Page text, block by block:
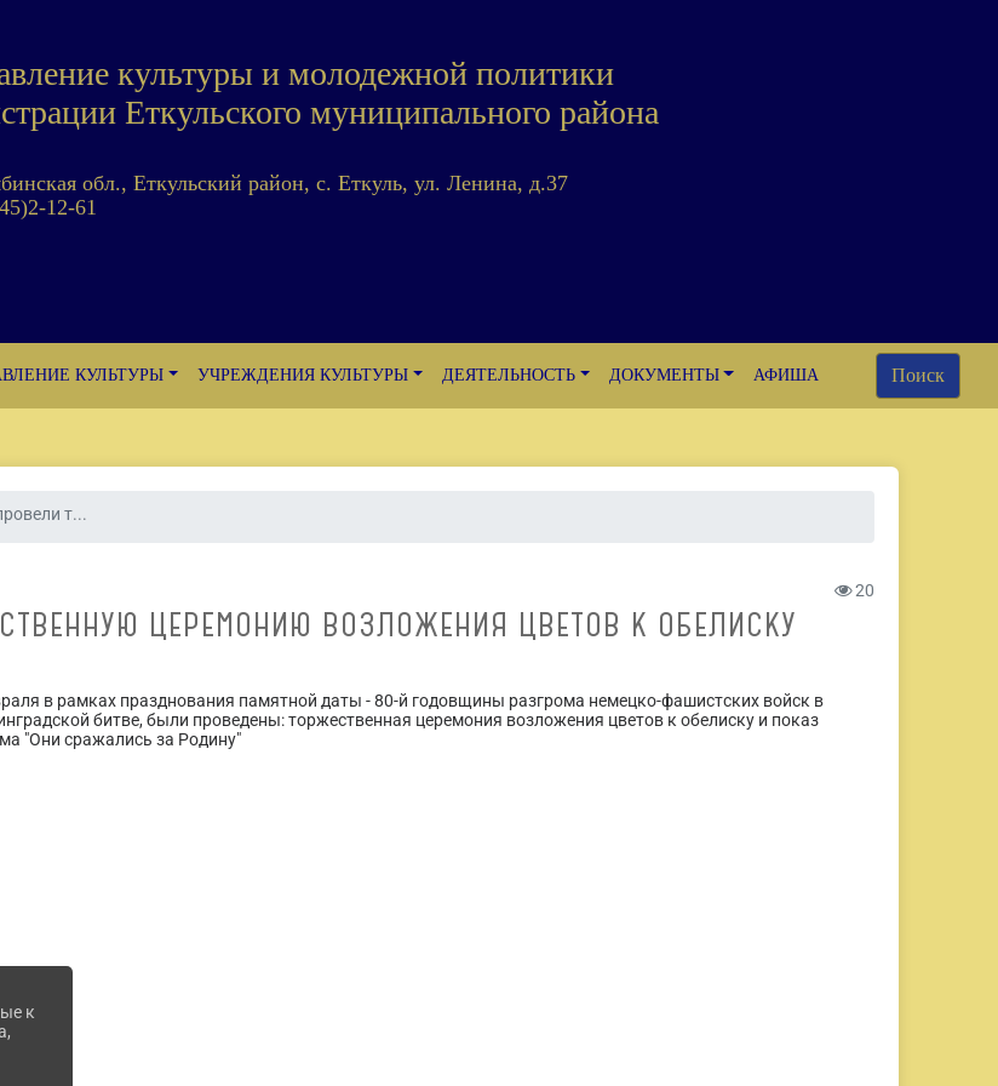
культуры и молодежной политики
Еткульского муниципального района
обл., Еткульский район, с. Еткуль, ул. Ленина, д.37
12-61
КУЛЬТУРЫ УЧРЕЖДЕНИЯ КУЛЬТУРЫ ДЕЯТЕЛЬНОСТЬ ДОКУМЕНТЫ АФИША Поиск
т...
20
ЦЕРЕМОНИЮ ВОЗЛОЖЕНИЯ ЦВЕТОВ К ОБЕЛИСКУ
в рамках празднования памятной даты - 80-й годовщины разгрома немецко-фашистских войск в
битве, были проведены: торжественная церемония возложения цветов к обелиску и показ
"Они сражались за Родину"
к